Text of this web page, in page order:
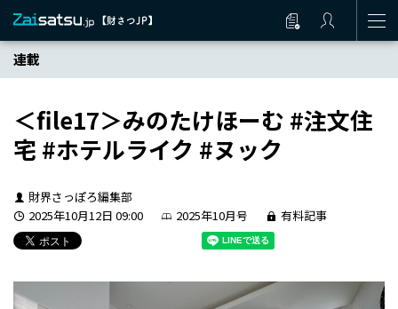
連載
＜file17＞みのたけほーむ #注文住
宅 #ホテルライク #ヌック
財界さっぽろ編集部
2025年10月12日 09:00
2025年10月号 有料記事